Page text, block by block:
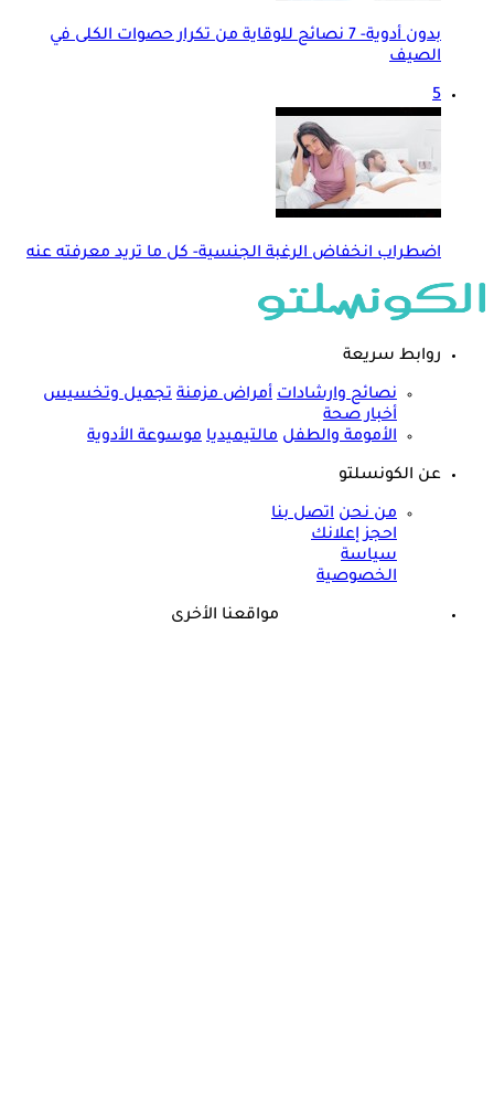
بدون أدوية- 7 نصائح للوقاية من تكرار حصوات الكلى في
الصيف
5
اضطراب انخفاض الرغبة الجنسية- كل ما تريد معرفته عنه
روابط سريعة
نصائح وارشادات أمراض مزمنة تجميل وتخسيس
أخبار صحة
الأمومة والطفل مالتيميديا موسوعة الأدوية
عن الكونسلتو
من نحن اتصل بنا
احجز إعلانك
سياسة
الخصوصية
مواقعنا الأخرى